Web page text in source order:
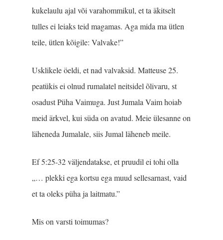
kukelaulu ajal või varahommikul, et ta äkitselt
tulles ei leiaks teid magamas. Aga mida ma ütlen
teile, ütlen kõigile: Valvake!”
Usklikele öeldi, et nad valvaksid. Matteuse 25.
peatükis ei olnud rumalatel neitsidel õlivaru, st
osadust Püha Vaimuga. Just Jumala Vaim hoiab
meid ärkvel, kui süda on avatud. Meie ülesanne on
läheneda Jumalale, siis Jumal läheneb meile.
Ef 5:25-32 väljendatakse, et pruudil ei tohi olla
„… plekki ega kortsu ega muud sellesarnast, vaid
et ta oleks püha ja laitmatu.”
Mis on varsti toimumas?